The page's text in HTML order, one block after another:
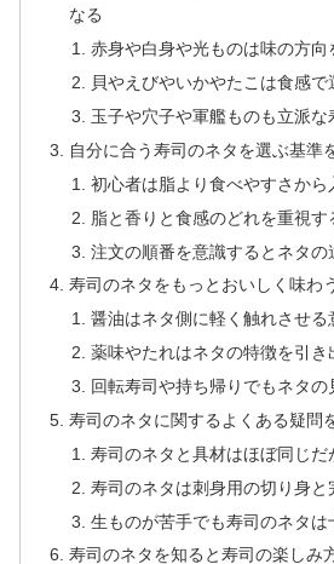
なる
赤身や白身や光ものは味の方
貝やえびやいかやたこは食感
玉子や穴子や軍艦ものも立派な
自分に合う寿司のネタを選ぶ基準
初心者は脂より食べやすさか
脂と香りと食感のどれを重視す
注文の順番を意識するとネタ
寿司のネタをもっとおいしく味わ
醤油はネタ側に軽く触れさせる
薬味やたれはネタの特徴を引き
回転寿司や持ち帰りでもネタの
寿司のネタに関するよくある疑問
寿司のネタと具材はほぼ同じだ
寿司のネタは刺身用の切り身と
生ものが苦手でも寿司のネタは
寿司のネタを知ると寿司の楽しみ